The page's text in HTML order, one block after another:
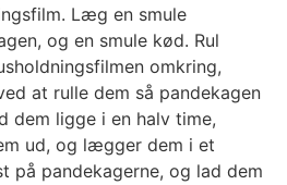
Læg en smule
og en smule kød. Rul
omkring,
at rulle dem så pandekagen
dem ligge i en halv time,
ud, og lægger dem i et
på pandekagerne, og lad dem